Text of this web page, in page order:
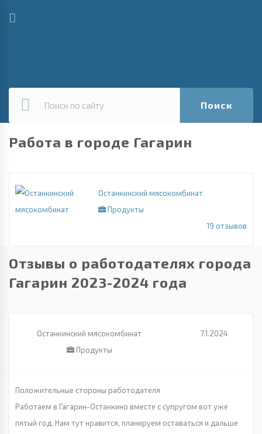
Поиск
Работа в городе Гагарин
Останкинский мясокомбинат
Продукты
19 отзывов
Отзывы о работодателях города
Гагарин 2023-2024 года
Останкинский мясокомбинат
Продукты
7.1.2024
Положительные стороны работодателя
Работаем в Гагарин-Останкино вместе с супругом вот уже
пятый год. Нам тут нравится, планируем оставаться и дальше